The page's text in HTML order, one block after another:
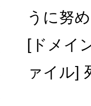
うに努
[ドメイ
ァイル]